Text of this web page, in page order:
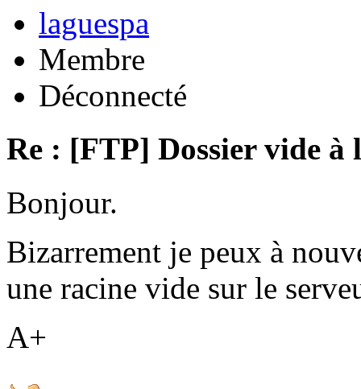
laguespa
Membre
Déconnecté
Re : [FTP] Dossier vide à
Bonjour.
Bizarrement je peux à
une racine vide sur le
A+